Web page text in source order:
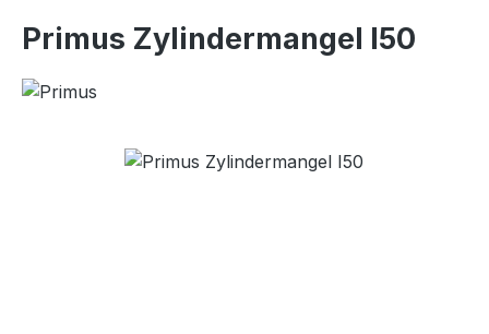
Primus Zylindermangel I50
Bildergalerie überspringen